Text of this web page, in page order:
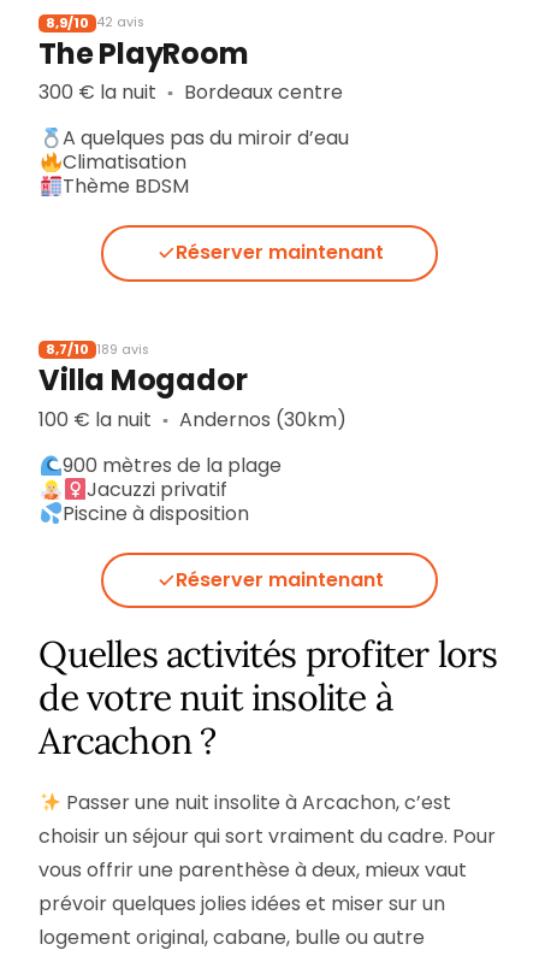
8,9/10 42 avis
The PlayRoom
300 € la nuit ▪︎ Bordeaux centre
A quelques pas du miroir d’eau
Climatisation
Thème BDSM
Réserver maintenant
8,7/10 189 avis
Villa Mogador
100 € la nuit ▪︎ Andernos (30km)
900 mètres de la plage
Jacuzzi privatif
Piscine à disposition
Réserver maintenant
Quelles activités profiter lors
de votre nuit insolite à
Arcachon ?
Passer une nuit insolite à Arcachon, c’est
choisir un séjour qui sort vraiment du cadre. Pour
vous offrir une parenthèse à deux, mieux vaut
prévoir quelques jolies idées et miser sur un
logement original, cabane, bulle ou autre